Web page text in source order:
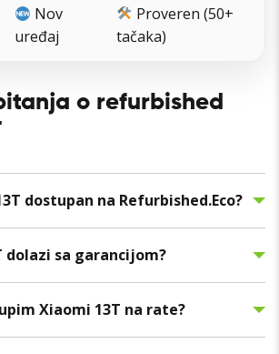
Nov
uređaj
Proveren (50+
tačaka)
o refurbished
dostupan na Refurbished.Eco?
dolazi sa garancijom?
Xiaomi 13T na rate?